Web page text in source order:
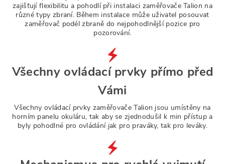
zajišťují flexibilitu a pohodlí při instalaci zaměřovače Talion na
různé typy zbraní. Během instalace může uživatel posouvat
zaměřovač podél zbraně do nejpohodlnější pozice pro
pozorování.
Všechny ovládací prvky přímo před
Vámi
Všechny ovládací prvky zaměřovače Talion jsou umístěny na
horním panelu okuláru, tak aby se zjednodušil k min přístup a
byly pohodlné pro ovládání jak pro praváky, tak pro leváky.